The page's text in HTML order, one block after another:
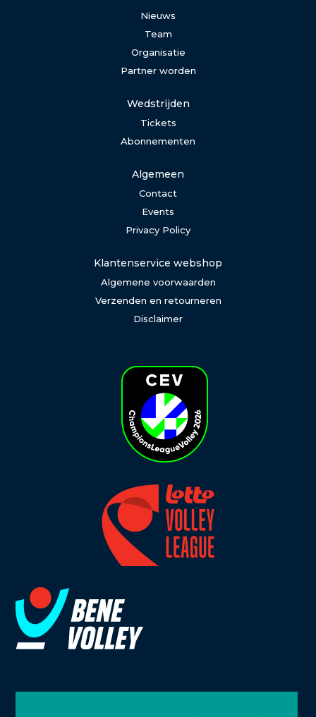
Nieuws
Team
Organisatie
Partner worden
Wedstrijden
Tickets
Abonnementen
Algemeen
Contact
Events
Privacy Policy
Klantenservice webshop
Algemene voorwaarden
Verzenden en retourneren
Disclaimer